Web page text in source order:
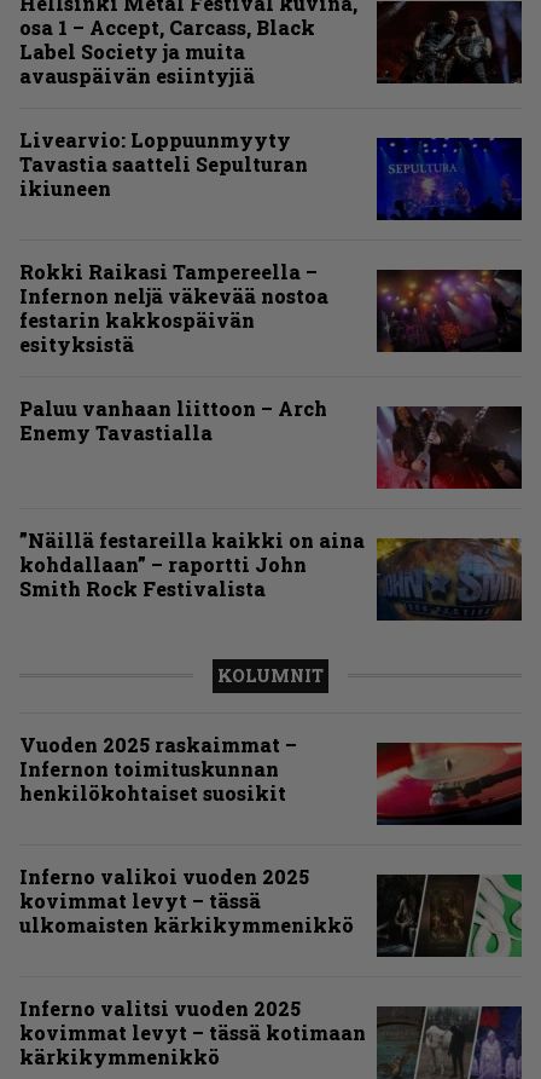
osa 1 – Accept, Carcass, Black
Label Society ja muita
avauspäivän esiintyjiä
Livearvio: Loppuunmyyty
Tavastia saatteli Sepulturan
ikiuneen
Rokki Raikasi Tampereella –
Infernon neljä väkevää nostoa
festarin kakkospäivän
esityksistä
Paluu vanhaan liittoon – Arch
Enemy Tavastialla
”Näillä festareilla kaikki on aina
kohdallaan” – raportti John
Smith Rock Festivalista
KOLUMNIT
Vuoden 2025 raskaimmat –
Infernon toimituskunnan
henkilökohtaiset suosikit
Inferno valikoi vuoden 2025
kovimmat levyt – tässä
ulkomaisten kärkikymmenikkö
Inferno valitsi vuoden 2025
kovimmat levyt – tässä kotimaan
kärkikymmenikkö